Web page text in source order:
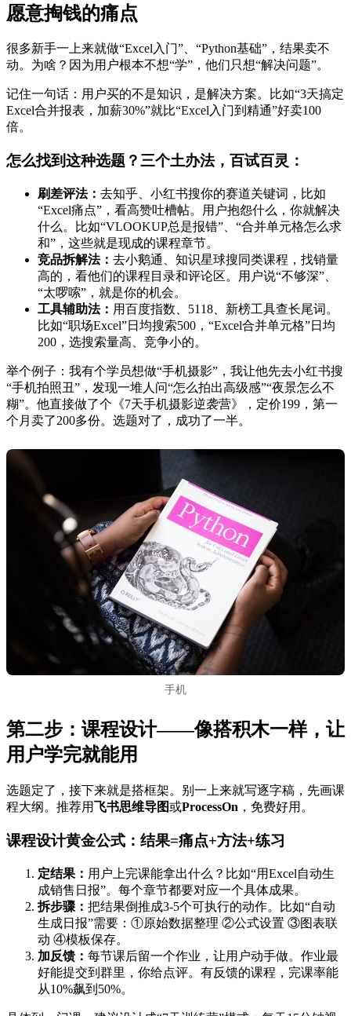
愿意掏钱的痛点
很多新手一上来就做“Excel入门”、“Python基础”，结果卖不
动。为啥？因为用户根本不想“学”，他们只想“解决问题”。
记住一句话：用户买的不是知识，是解决方案。比如“3天搞定
Excel合并报表，加薪30%”就比“Excel入门到精通”好卖100
倍。
怎么找到这种选题？三个土办法，百试百灵：
刷差评法： 去知乎、小红书搜你的赛道关键词，比如
“Excel痛点”，看高赞吐槽帖。用户抱怨什么，你就解决
什么。比如“VLOOKUP总是报错”、“合并单元格怎么求
和”，这些就是现成的课程章节。
竞品拆解法： 去小鹅通、知识星球搜同类课程，找销量
高的，看他们的课程目录和评论区。用户说“不够深”、
“太啰嗦”，就是你的机会。
工具辅助法： 用百度指数、5118、新榜工具查长尾词。
比如“职场Excel”日均搜索500，“Excel合并单元格”日均
200，选搜索量高、竞争小的。
举个例子：我有个学员想做“手机摄影”，我让他先去小红书搜
“手机拍照丑”，发现一堆人问“怎么拍出高级感”“夜景怎么不
糊”。他直接做了个《7天手机摄影逆袭营》，定价199，第一
个月卖了200多份。选题对了，成功了一半。
手机
第二步：课程设计——像搭积木一样，让
用户学完就能用
选题定了，接下来就是搭框架。别一上来就写逐字稿，先画课
程大纲。推荐用飞书思维导图或ProcessOn ，免费好用。
课程设计黄金公式：结果=痛点+方法+练习
定结果： 用户上完课能拿出什么？比如“用Excel自动生
成销售日报”。每个章节都要对应一个具体成果。
拆步骤： 把结果倒推成3-5个可执行的动作。比如“自动
生成日报”需要：①原始数据整理 ②公式设置 ③图表联
动 ④模板保存。
加反馈： 每节课后留一个作业，让用户动手做。作业最
好能提交到群里，你给点评。有反馈的课程，完课率能
从10%飙到50%。